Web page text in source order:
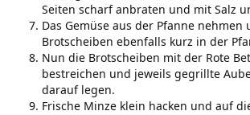
Seiten scharf anbraten und mit Salz
Das Gemüse aus der Pfanne nehmen
Brotscheiben ebenfalls kurz in der
Nun die Brotscheiben mit der Rote
bestreichen und jeweils gegrillte
darauf legen.
Frische Minze klein hacken und auf